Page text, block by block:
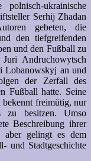
ukrainische
Serhij Zhadan
gebeten, die
den tiefgreifenden
und den Fußball zu
Andruchowytsch
Lobanowskyj an und
der Zerfall des
Fußball hatte. Seine
bekennt freimütig, nur
zu besitzen. Umso
Beschreibung ihrer
aber gelingt es dem
und Stadtgeschichte